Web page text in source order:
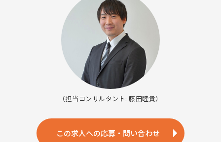
（担当コンサルタント: 藤田睦貴）
この求人への応募・問い合わせ